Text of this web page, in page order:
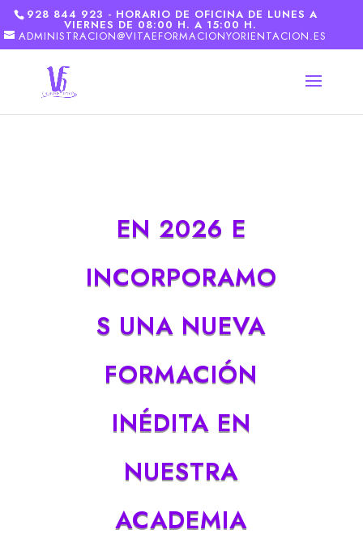
928 844 923 - HORARIO DE OFICINA DE LUNES A
VIERNES DE 08:00 H. A 15:00 H.
ADMINISTRACION@VITAEFORMACIONYORIENTACION.ES
EN 2026 E
INCORPORAMO
S UNA NUEVA
FORMACIÓN
INÉDITA EN
NUESTRA
ACADEMIA